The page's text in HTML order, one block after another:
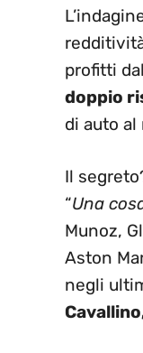
profitti
doppio
di auto al
Il
“Una
Munoz,
Aston
negli